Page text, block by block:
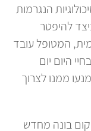
הנגרמות
להיפטר
המטופל עובד
היום יום
ממנו לצרוך
בונה מחדש